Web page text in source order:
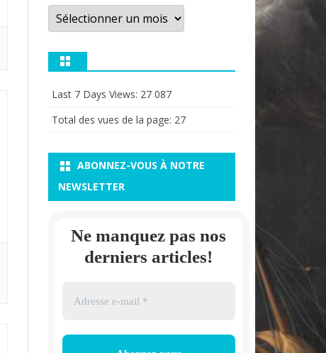
Archives
Last 7 Days Views: 27 087
Total des vues de la page: 27
ABONNEZ-VOUS À NOTRE
NEWSLETTER
Ne manquez pas nos
derniers articles!